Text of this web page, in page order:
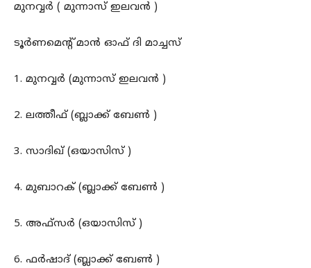
മുനവ്വർ ( മുന്നാസ് ഇലവൻ )
ടൂർണമെന്റ് മാൻ ഓഫ് ദി മാച്ചസ്
1. മുനവ്വർ (മുന്നാസ് ഇലവൻ )
2. ലത്തീഫ് (ബ്ലാക്ക് ബേൺ )
3. സാദിഖ് (ഒയാസിസ് )
4. മുബാറക് (ബ്ലാക്ക് ബേൺ )
5. അഫ്സർ (ഒയാസിസ് )
6. ഫർഷാദ് (ബ്ലാക്ക് ബേൺ )